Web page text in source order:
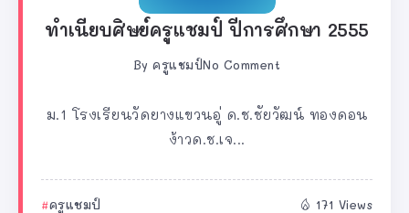
ทำเนียบศิษย์ครูแชมป์ ปีการศึกษา 2555
By ครูแชมป์No Comment
ม.1 โรงเรียนวัดยางแขวนอู่ ด.ช.ชัยวัฒน์ ทองดอน
ง้าวด.ช.เจ...
ครูแชมป์ 171 Views